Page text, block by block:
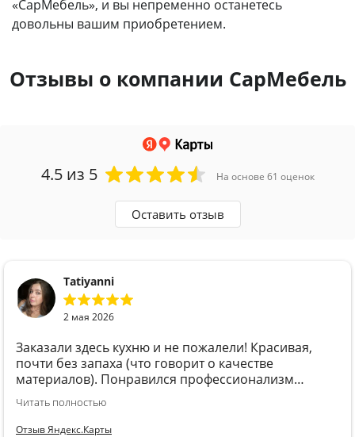
«СарМебель», и вы непременно останетесь
довольны вашим приобретением.
Отзывы о компании СарМебель
4.5из 5 На основе 61 оценок
Оставить отзыв
Tatiyanni
2 мая 2026
Заказали здесь кухню и не пожалели! Красивая,
почти без запаха (что говорит о качестве
материалов). Понравился профессионализм
продавца-замерщика Татьяны, и сборщиков
Евгения с помощником, и сроки, в которые четко
уложились. И ценник👍 Спасибо вашей команде,
Читать полностью
Отзыв Яндекс.Карты